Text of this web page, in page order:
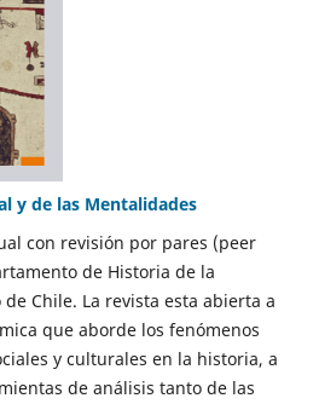
y de las Mentalidades
con revisión por pares (peer
de Historia de la
Chile. La revista esta abierta a
que aborde los fenómenos
y culturales en la historia, a
de análisis tanto de las